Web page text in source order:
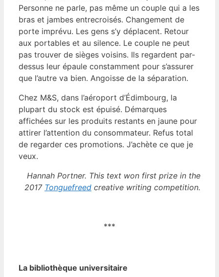
Personne ne parle, pas même un couple qui a les
bras et jambes entrecroisés. Changement de
porte imprévu. Les gens s’y déplacent. Retour
aux portables et au silence. Le couple ne peut
pas trouver de sièges voisins. Ils regardent par-
dessus leur épaule constamment pour s’assurer
que l’autre va bien. Angoisse de la séparation.
Chez M&S, dans l’aéroport d’Édimbourg, la
plupart du stock est épuisé. Démarques
affichées sur les produits restants en jaune pour
attirer l’attention du consommateur. Refus total
de regarder ces promotions. J’achète ce que je
veux.
Hannah Portner. This text won first prize in the
2017 Tonguefreed creative writing competition.
***
La bibliothèque universitaire